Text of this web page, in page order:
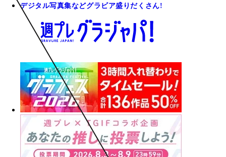
デジタル写真集などグラビア盛りだくさん!